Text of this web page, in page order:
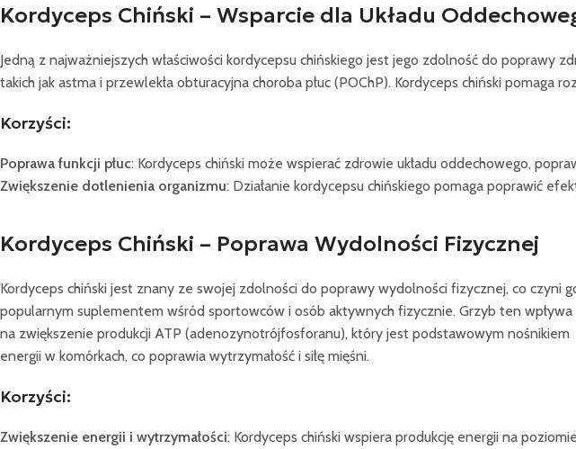
Kordyceps Chiński – Wsparcie dla Układu
Jedną z najważniejszych właściwości kordycepsu chińskiego jest jego zdolność do poprawy
takich jak astma i przewlekła obturacyjna choroba płuc (POChP). Kordyceps chiński
Korzyści:
Poprawa funkcji płuc: Kordyceps chiński może wspierać zdrowie układu oddechowego,
Zwiększenie dotlenienia organizmu: Działanie kordycepsu chińskiego pomaga poprawić
Kordyceps Chiński – Poprawa Wydolności Fizycznej
Kordyceps chiński jest znany ze swojej zdolności do poprawy wydolności fizycznej, co czyni
popularnym suplementem wśród sportowców i osób aktywnych fizycznie. Grzyb ten wpływa
na zwiększenie produkcji ATP (adenozynotrójfosforanu), który jest podstawowym nośnikiem
energii w komórkach, co poprawia wytrzymałość i siłę mięśni.
Korzyści:
Zwiększenie energii i wytrzymałości: Kordyceps chiński wspiera produkcję energii na poziomie